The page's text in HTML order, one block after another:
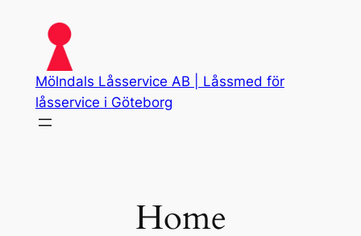
content
Mölndals Låsservice AB | Låssmed för
låsservice i Göteborg
Home